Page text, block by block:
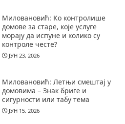
Миловановић: Ко контролише
домове за старе, које услуге
морају да испуне и колико су
контроле честе?
ЈУН 23, 2026
Миловановић: Летњи смештај у
домовима – Знак бриге и
сигурности или табу тема
ЈУН 15, 2026